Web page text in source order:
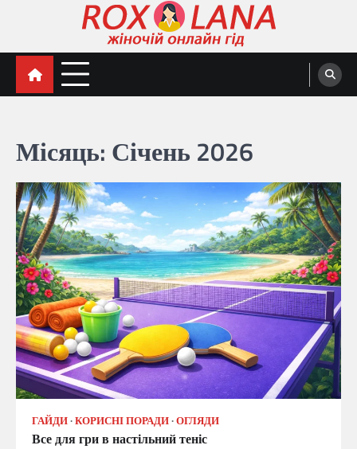
Жіночий гід Роксолана
Місяць: Січень 2026
ГАЙДИ КОРИСНІ ПОРАДИ ОГЛЯДИ
Все для гри в настільний теніс